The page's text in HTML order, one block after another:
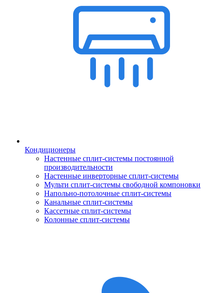
Кондиционеры
Настенные сплит-системы постоянной
производительности
Настенные инверторные сплит-системы
Мульти сплит-системы свободной компоновки
Напольно-потолочные сплит-системы
Канальные сплит-системы
Кассетные сплит-системы
Колонные сплит-системы